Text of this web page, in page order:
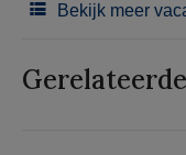
Bekijk meer